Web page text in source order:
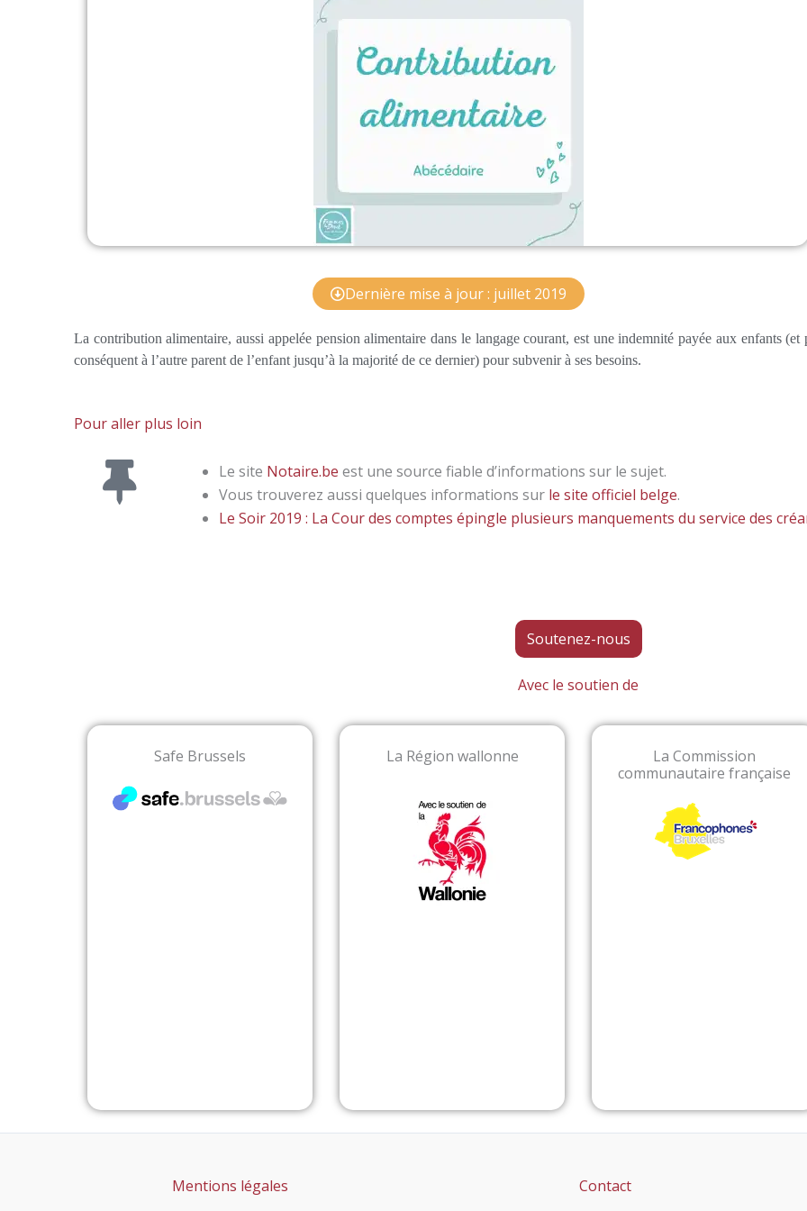
Dernière mise à jour : juillet 2019
La contribution alimentaire, aussi appelée pension alimentaire dans le langage courant, est une indemnité payée aux enfants (et
conséquent à l’autre parent de l’enfant jusqu’à la majorité de ce dernier) pour subvenir à ses besoins.
Pour aller plus loin
Le site Notaire.be est une source fiable d’informations sur le sujet.
Vous trouverez aussi quelques informations sur le site officiel belge.
Le Soir 2019 : La Cour des comptes épingle plusieurs manquements du service des
Soutenez-nous
Avec le soutien de
Safe Brussels La Région wallonne
La Commission
communautaire française
Mentions légales Contact